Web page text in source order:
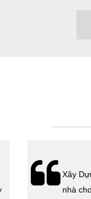
Xây Dựng
nhà cho